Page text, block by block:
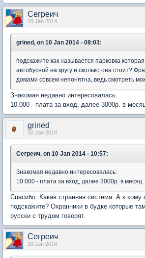
Сегреич
10 Jan 2014
grined, on 10 Jan 2014 - 08:03:
подскажите как называется парковка
автобусной на кругу и сколько она стоит?
домами совсем непонятна, ведь смотреть
Знакомая недавно интересовалась:
10.000 - плата за вход, далее 3000р. в
grined
10 Jan 2014
Сегреич, on 10 Jan 2014 - 10:57:
Знакомая недавно интересовалась:
10.000 - плата за вход, далее 3000р. в месяц.
Спасибо. Какая странная система. А к кому
подскажите? Охранники в будке которые
русски с трудом говорят.
Сегреич
10 Jan 2014